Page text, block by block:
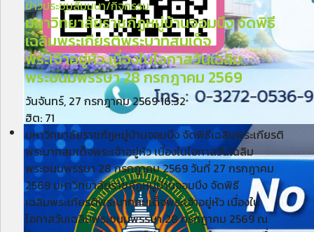
ข่าวประชุมสัมมนา/กิจกรรม
มหาวิทยาลัยราชภัฏหมู่บ้านจอมบึง จัดพิธี
เฉลิมพระเกียรติพระบาทสมเด็จ
พระเจ้าอยู่หัว เนื่องในโอกาสวันเฉลิม
พระชนมพรรษา 28 กรกฎาคม 2569
วันจันทร์, 27 กรกฎาคม 2569 16:32
ฮิต: 71
มหาวิทยาลัยราชภัฏหมู่บ้านจอมบึง จัดพิธีเฉลิมพระเกียรติ
พระบาทสมเด็จพระเจ้าอยู่หัว เนื่องในโอกาสวันเฉลิม
พระชนมพรรษา 28 กรกฎาคม 2569 วันที่ 27 กรกฎาคม
2569 มหาวิทยาลัยราชภัฏหมู่บ้านจอมบึง จัดพิธี
เฉลิมพระเกียรติพระบาทสมเด็จพระเจ้าอยู่หัว เนื่องใน
โอกาสวันเฉลิมพระชนมพรรษา 28 กรกฎาคม 2569 ณ